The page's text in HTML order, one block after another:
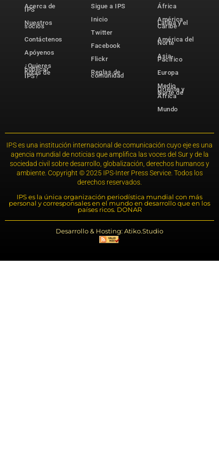
Acerca de
IPS
Nuestros
socios
Contáctenos
Apóyenos
¿Quieres
publicar
notas de
IPS?
Sigue a IPS
Inicio
Twitter
Facebook
Flickr
Reglas de
comunidad
África
América
Latina y el
Caribe
América del
Norte
Asia-
Pacífico
Europa
Medio
Oriente y
Norte de
África
Mundo
IPS es una institución internacional de comunicación cuyo eje es una
agencia mundial de noticias que amplifica las voces del Sur y de la
sociedad civil sobre desarrollo, globalización, derechos humanos y
ambiente. Copyright © 2025 IPS-Inter Press Service. Todos los
derechos reservados.
IPS es la única organización periodística mundial con más
personal y corresponsales en el mundo en desarrollo que en los
países ricos. DONAR
Desarrollo & Hosting: Atiko.Studio